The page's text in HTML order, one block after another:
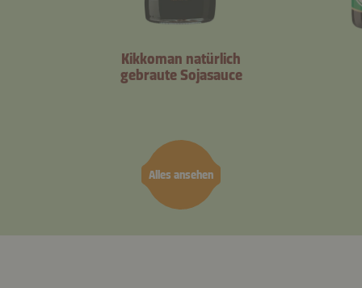
Alles ansehen
Kikkoman natürlich
gebraute Sojasauce